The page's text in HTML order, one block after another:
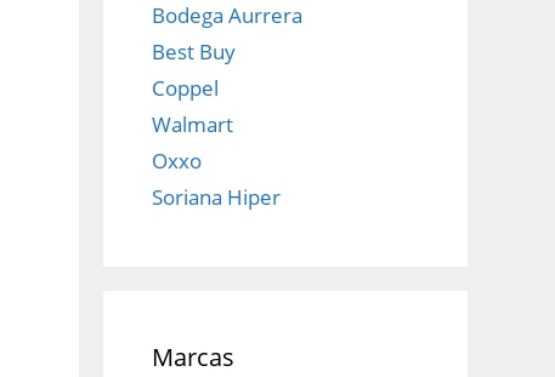
Bodega Aurrera
Best Buy
Coppel
Walmart
Oxxo
Soriana Hiper
Marcas